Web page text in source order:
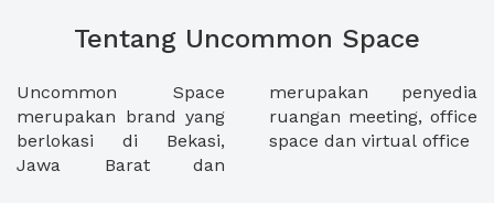
Tentang Uncommon Space
Uncommon Space
merupakan brand yang
berlokasi di Bekasi,
Jawa Barat dan
merupakan penyedia
ruangan meeting, office
space dan virtual office